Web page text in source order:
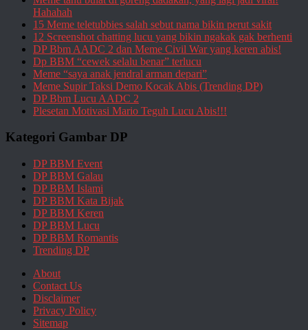
Hahahah
15 Meme teletubbies salah sebut nama bikin perut sakit
12 Screenshot chatting lucu yang bikin ngakak gak berhenti
DP Bbm AADC 2 dan Meme Civil War yang keren abis!
Dp BBM “cewek selalu benar” terlucu
Meme “saya anak jendral arman depari”
Meme Supir Taksi Demo Kocak Abis (Trending DP)
DP Bbm Lucu AADC 2
Plesetan Motivasi Mario Teguh Lucu Abis!!!
Kategori Gambar DP
DP BBM Event
DP BBM Galau
DP BBM Islami
DP BBM Kata Bijak
DP BBM Keren
DP BBM Lucu
DP BBM Romantis
Trending DP
About
Contact Us
Disclaimer
Privacy Policy
Sitemap